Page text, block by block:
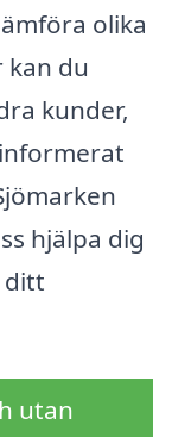
olika
du
kunder,
hjälpa dig
ditt
utan